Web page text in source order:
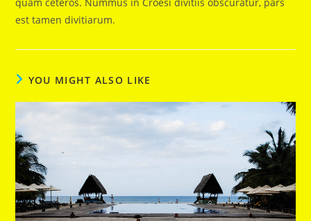
est tamen divitiarum.
YOU MIGHT ALSO LIKE